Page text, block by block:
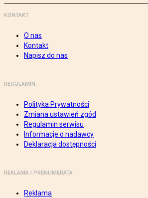
KONTAKT
O nas
Kontakt
Napisz do nas
REGULAMIN
Polityka Prywatności
Zmiana ustawień zgód
Regulamin serwisu
Informacje o nadawcy
Deklaracja dostępności
REKLAMA I PRENUMERATA
Reklama